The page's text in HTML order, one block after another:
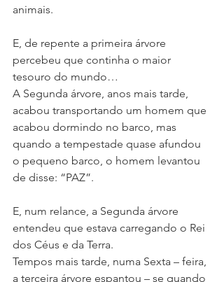
animais.
E, de repente a primeira árvore
percebeu que continha o maior
tesouro do mundo…
A Segunda árvore, anos mais tarde,
acabou transportando um homem que
acabou dormindo no barco, mas
quando a tempestade quase afundou
o pequeno barco, o homem levantou
de disse: “PAZ”.
E, num relance, a Segunda árvore
entendeu que estava carregando o Rei
dos Céus e da Terra.
Tempos mais tarde, numa Sexta – feira,
a terceira árvore espantou – se quando